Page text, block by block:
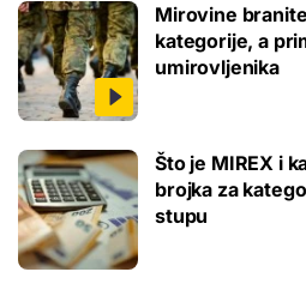
Mirovine
kategorije, a
umirovljenika
Što je MIREX i
brojka za
stupu